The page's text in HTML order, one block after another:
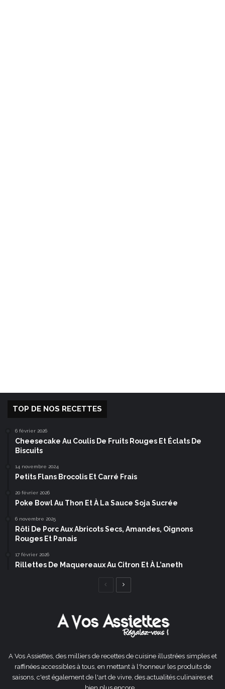
TOP DE NOS RECETTES
6 février 2026
Cheesecake Au Coulis De Fruits Rouges Et Éclats De
Biscuits
14 novembre 2024
Petits Flans Brocolis Et Carré Frais
20 février 2026
Poke Bowl Au Thon Et À La Sauce Soja Sucrée
6 novembre 2025
Rôti De Porc Aux Abricots Secs, Amandes, Oignons
Rouges Et Panais
17 février 2026
Rillettes De Maquereaux Au Citron Et À L’aneth
Page
A Vos Assiettes, des milliers de recettes de cuisine illustrées simples et
raffinées accessibles à tous, en mettant à l'honneur les produits de
saisons, c'est également de l'art de vivre, des actualités culinaires et